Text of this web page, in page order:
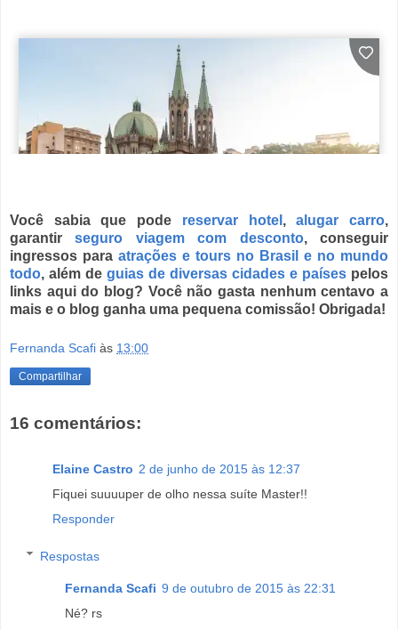
Você sabia que pode reservar hotel ,alugar carro,
garantirseguro viagem com desconto,conseguir
ingressos para atrações e tours no Brasil e no mundo
todo, além de guias de diversas cidades e países pelos
links aqui do blog? Você não gasta nenhum centavo a
mais e o blog ganha uma pequena comissão! Obrigada!
Fernanda Scafi às 13:00
Compartilhar
16 comentários:
Elaine Castro 2 de junho de 2015 às 12:37
Fiquei suuuuper de olho nessa suíte Master!!
Responder
Respostas
Fernanda Scafi 9 de outubro de 2015 às 22:31
Né? rs